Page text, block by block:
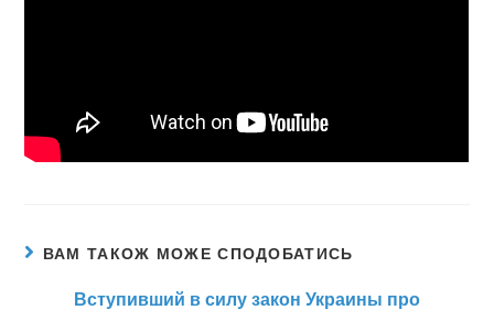
ВАМ ТАКОЖ МОЖЕ СПОДОБАТИСЬ
Вступивший в силу закон Украины про